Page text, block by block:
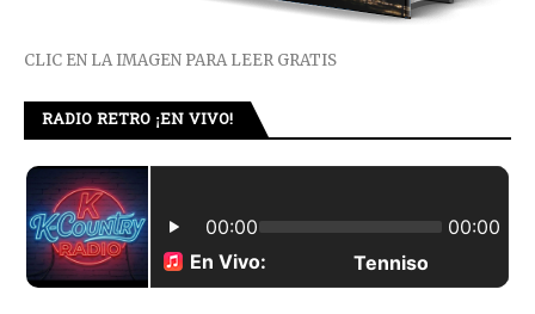
CLIC EN LA IMAGEN PARA LEER GRATIS
RADIO RETRO ¡EN VIVO!